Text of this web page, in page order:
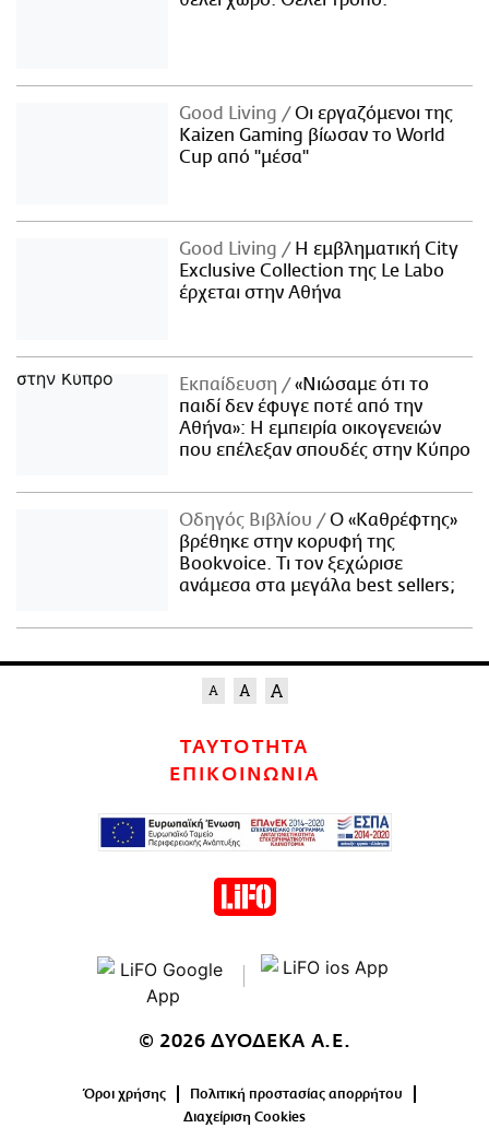
Good Living
Οι εργαζόμενοι της
Kaizen Gaming βίωσαν το World
Cup από "μέσα"
Good Living
Η εμβληματική City
Exclusive Collection της Le Labo
έρχεται στην Αθήνα
Εκπαίδευση
«Νιώσαμε ότι το
παιδί δεν έφυγε ποτέ από την
Αθήνα»: Η εμπειρία οικογενειών
που επέλεξαν σπουδές στην Κύπρο
Οδηγός Βιβλίου
Ο «Καθρέφτης»
βρέθηκε στην κορυφή της
Bookvoice. Τι τον ξεχώρισε
ανάμεσα στα μεγάλα best sellers;
ΤΑΥΤΟΤΗΤΑ
ΕΠΙΚΟΙΝΩΝΙΑ
© 2026 ΔΥΟΔΕΚΑ Α.Ε.
Όροι χρήσης
Πολιτική προστασίας απορρήτου
Διαχείριση Cookies